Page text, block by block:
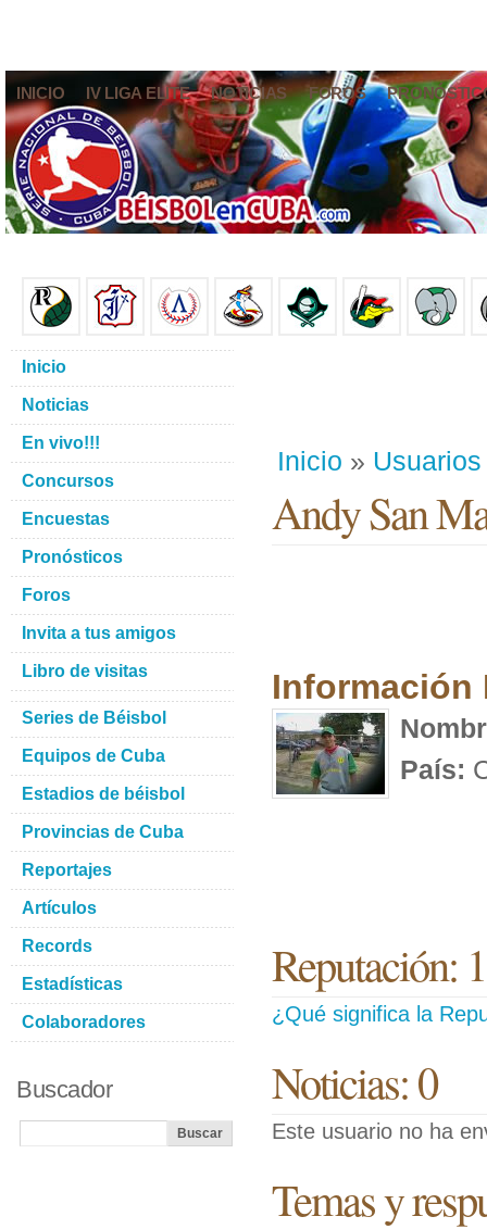
INICIO IV LIGA ELITE NOTICIAS FOROS
Inicio » Usuarios
Andy San
Información
País:
Reputación:
¿Qué significa la
Noticias: 0
Este usuario no ha
Temas y
Inicio
Noticias
En vivo!!!
Concursos
Encuestas
Pronósticos
Foros
Invita a tus amigos
Libro de visitas
Series de Béisbol
Equipos de Cuba
Estadios de béisbol
Provincias de Cuba
Reportajes
Artículos
Records
Estadísticas
Colaboradores
Buscador